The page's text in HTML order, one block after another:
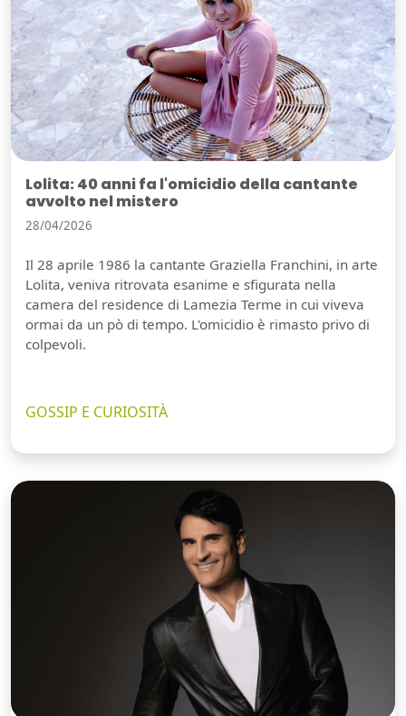
Lolita: 40 anni fa l'omicidio della cantante
avvolto nel mistero
28/04/2026
Il 28 aprile 1986 la cantante Graziella Franchini, in arte
Lolita, veniva ritrovata esanime e sfigurata nella
camera del residence di Lamezia Terme in cui viveva
ormai da un pò di tempo. L'omicidio è rimasto privo di
colpevoli.
GOSSIP E CURIOSITÀ